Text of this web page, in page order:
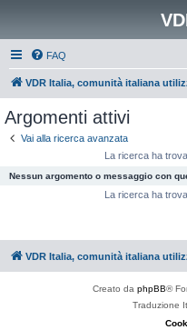
FAQ
VDR Italia, comunità italiana
Argomenti attivi
Vai alla ricerca avanzata
La ricerca ha
Nessun argomento o messaggio con
La ricerca ha
VDR Italia, comunità italiana
Creato da phpBB®
Traduzione